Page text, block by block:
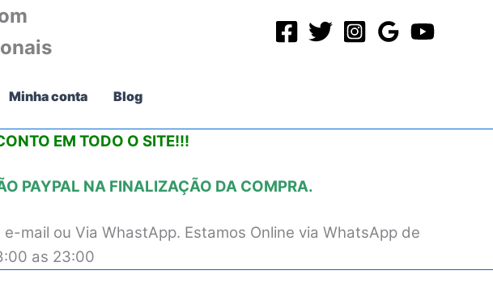
Minha conta Blog
EM TODO O SITE!!!
PAYPAL NA FINALIZAÇÃO DA COMPRA.
mail ou Via WhastApp. Estamos Online via WhatsApp de
as 23:00